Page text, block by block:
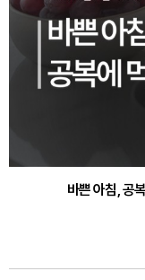
바쁜 아침, 공